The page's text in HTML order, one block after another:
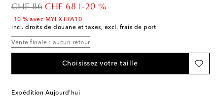
CHF 86
original price
CHF 68
discount price
-20 %
-10 % avec MYEXTRA10
incl. droits de douane et taxes, excl. frais de port
Vente finale : aucun retour
Choisissez votre taille
Expédition Aujourd'hui